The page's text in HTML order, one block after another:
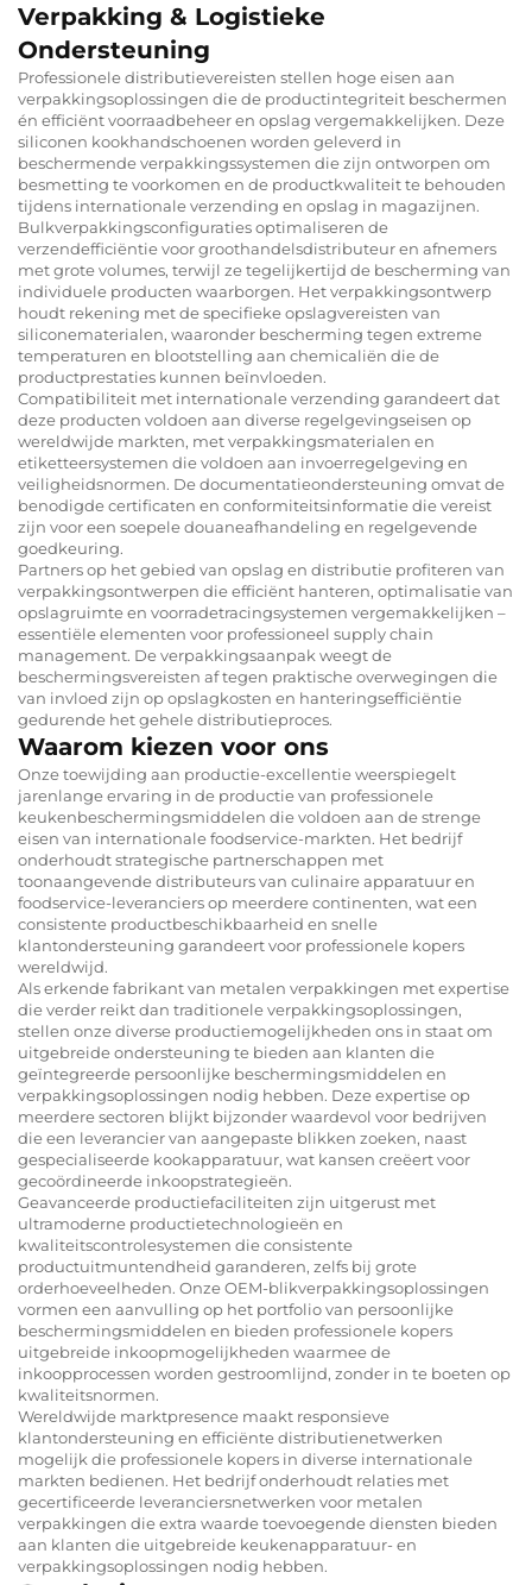
Verpakking & Logistieke
Ondersteuning
Professionele distributievereisten stellen hoge eisen aan
verpakkingsoplossingen die de productintegriteit beschermen
én efficiënt voorraadbeheer en opslag vergemakkelijken. Deze
siliconen kookhandschoenen worden geleverd in
beschermende verpakkingssystemen die zijn ontworpen om
besmetting te voorkomen en de productkwaliteit te behouden
tijdens internationale verzending en opslag in magazijnen.
Bulkverpakkingsconfiguraties optimaliseren de
verzendefficiëntie voor groothandelsdistributeur en afnemers
met grote volumes, terwijl ze tegelijkertijd de bescherming van
individuele producten waarborgen. Het verpakkingsontwerp
houdt rekening met de specifieke opslagvereisten van
siliconematerialen, waaronder bescherming tegen extreme
temperaturen en blootstelling aan chemicaliën die de
productprestaties kunnen beïnvloeden.
Compatibiliteit met internationale verzending garandeert dat
deze producten voldoen aan diverse regelgevingseisen op
wereldwijde markten, met verpakkingsmaterialen en
etiketteersystemen die voldoen aan invoerregelgeving en
veiligheidsnormen. De documentatieondersteuning omvat de
benodigde certificaten en conformiteitsinformatie die vereist
zijn voor een soepele douaneafhandeling en regelgevende
goedkeuring.
Partners op het gebied van opslag en distributie profiteren van
verpakkingsontwerpen die efficiënt hanteren, optimalisatie van
opslagruimte en voorradetracingsystemen vergemakkelijken –
essentiële elementen voor professioneel supply chain
management. De verpakkingsaanpak weegt de
beschermingsvereisten af tegen praktische overwegingen die
van invloed zijn op opslagkosten en hanteringsefficiëntie
gedurende het gehele distributieproces.
Waarom kiezen voor ons
Onze toewijding aan productie-excellentie weerspiegelt
jarenlange ervaring in de productie van professionele
keukenbeschermingsmiddelen die voldoen aan de strenge
eisen van internationale foodservice-markten. Het bedrijf
onderhoudt strategische partnerschappen met
toonaangevende distributeurs van culinaire apparatuur en
foodservice-leveranciers op meerdere continenten, wat een
consistente productbeschikbaarheid en snelle
klantondersteuning garandeert voor professionele kopers
wereldwijd.
Als erkende fabrikant van metalen verpakkingen met expertise
die verder reikt dan traditionele verpakkingsoplossingen,
stellen onze diverse productiemogelijkheden ons in staat om
uitgebreide ondersteuning te bieden aan klanten die
geïntegreerde persoonlijke beschermingsmiddelen en
verpakkingsoplossingen nodig hebben. Deze expertise op
meerdere sectoren blijkt bijzonder waardevol voor bedrijven
die een leverancier van aangepaste blikken zoeken, naast
gespecialiseerde kookapparatuur, wat kansen creëert voor
gecoördineerde inkoopstrategieën.
Geavanceerde productiefaciliteiten zijn uitgerust met
ultramoderne productietechnologieën en
kwaliteitscontrolesystemen die consistente
productuitmuntendheid garanderen, zelfs bij grote
orderhoeveelheden. Onze OEM-blikverpakkingsoplossingen
vormen een aanvulling op het portfolio van persoonlijke
beschermingsmiddelen en bieden professionele kopers
uitgebreide inkoopmogelijkheden waarmee de
inkoopprocessen worden gestroomlijnd, zonder in te boeten op
kwaliteitsnormen.
Wereldwijde marktpresence maakt responsieve
klantondersteuning en efficiënte distributienetwerken
mogelijk die professionele kopers in diverse internationale
markten bedienen. Het bedrijf onderhoudt relaties met
gecertificeerde leveranciersnetwerken voor metalen
verpakkingen die extra waarde toevoegende diensten bieden
aan klanten die uitgebreide keukenapparatuur- en
verpakkingsoplossingen nodig hebben.